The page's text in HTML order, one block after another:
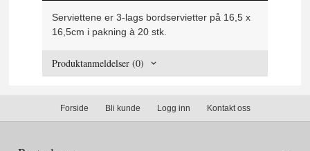
Serviettene er 3-lags bordservietter på 16,5 x
16,5cm i pakning à 20 stk.
Produktanmeldelser (0)
Forside Bli kunde Logg inn Kontakt oss